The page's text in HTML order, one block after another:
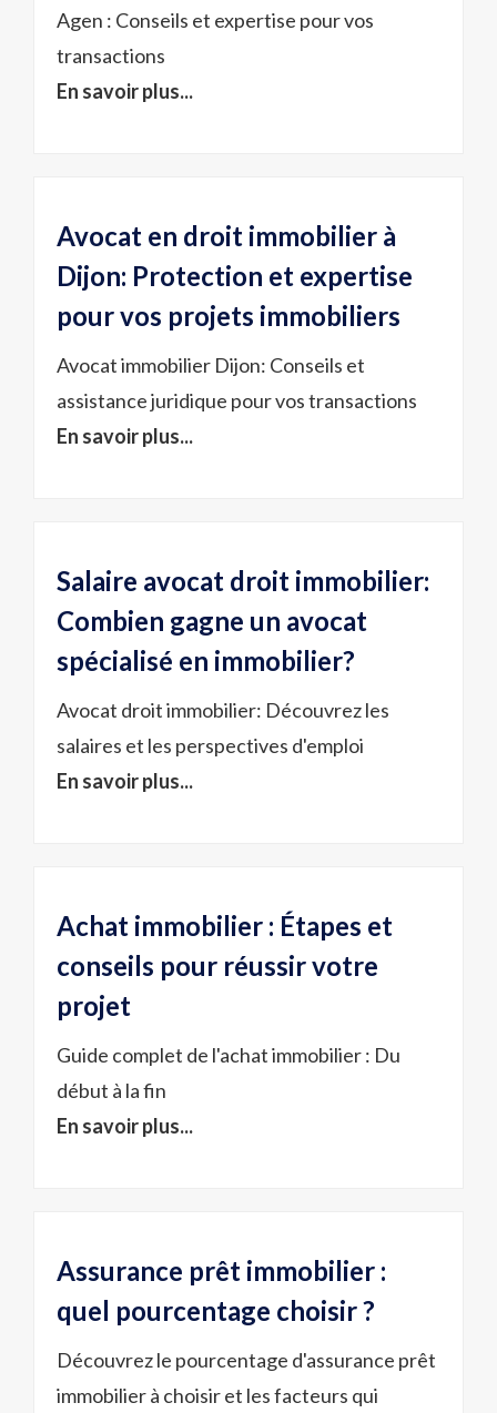
Agen : Conseils et expertise pour vos
transactions
En savoir plus...
Avocat en droit immobilier à
Dijon: Protection et expertise
pour vos projets immobiliers
Avocat immobilier Dijon: Conseils et
assistance juridique pour vos transactions
En savoir plus...
Salaire avocat droit immobilier:
Combien gagne un avocat
spécialisé en immobilier?
Avocat droit immobilier: Découvrez les
salaires et les perspectives d'emploi
En savoir plus...
Achat immobilier : Étapes et
conseils pour réussir votre
projet
Guide complet de l'achat immobilier : Du
début à la fin
En savoir plus...
Assurance prêt immobilier :
quel pourcentage choisir ?
Découvrez le pourcentage d'assurance prêt
immobilier à choisir et les facteurs qui